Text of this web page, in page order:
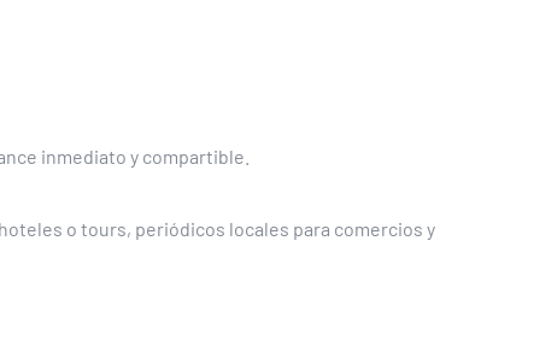
inmediato y compartible.
o tours, periódicos locales para comercios y